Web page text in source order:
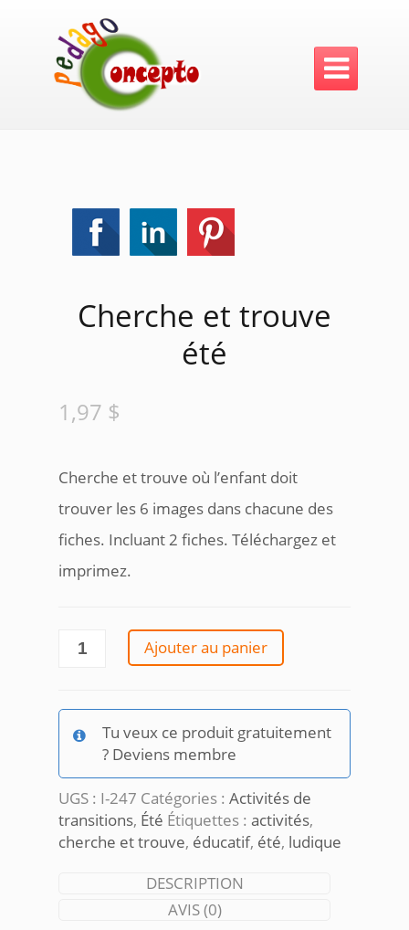

Cherche et trouve
été
1,97 $
Cherche et trouve où l’enfant doit
trouver les 6 images dans chacune des
fiches. Incluant 2 fiches. Téléchargez et
imprimez.
quantité
et
trouve
été
Ajouter au panier
Tu veux ce produit gratuitement
? Deviens membre
UGS : I-247 Catégories : Activités de
transitions, Été Étiquettes : activités,
cherche et trouve, éducatif, été, ludique
DESCRIPTION
AVIS (0)